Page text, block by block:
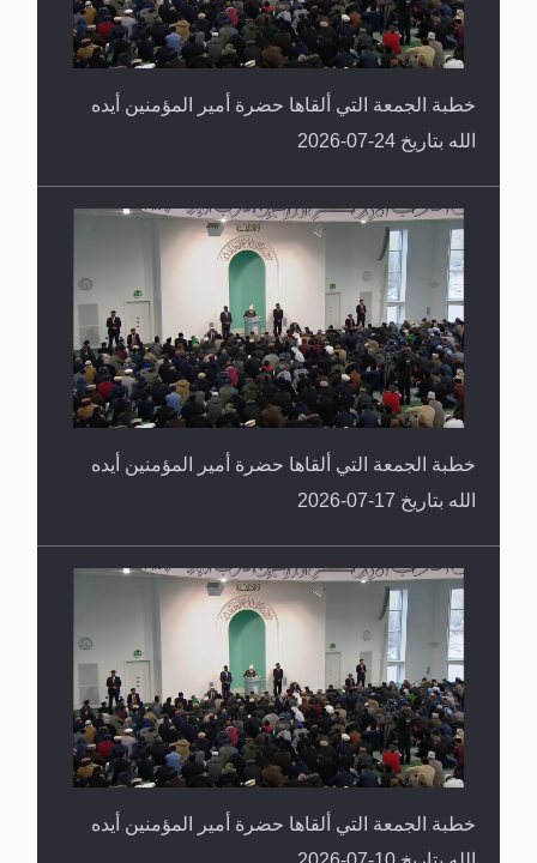
خطبة الجمعة التي ألقاها حضرة أمير المؤمنين أيده
الله بتاريخ 24-07-2026
خطبة الجمعة التي ألقاها حضرة أمير المؤمنين أيده
الله بتاريخ 17-07-2026